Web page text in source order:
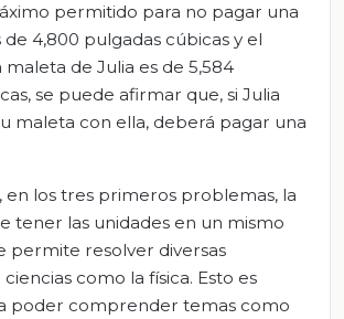
permitido para no pagar una
4,800 pulgadas cúbicas y el
de Julia es de 5,584
se puede afirmar que, si Julia
maleta con ella, deberá pagar una
en los tres primeros problemas, la
tener las unidades en un mismo
permite resolver diversas
como la física. Esto es
poder comprender temas como